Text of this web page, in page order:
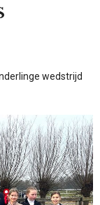
wedstrijd